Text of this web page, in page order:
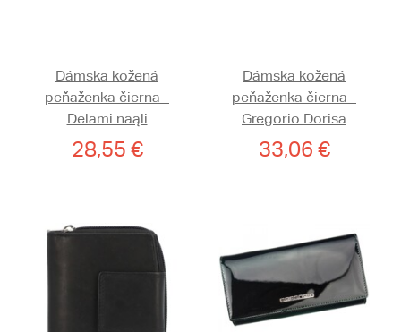
Dámska kožená
peňaženka čierna -
Delami naąli
28,55 €
Dámska kožená
peňaženka čierna -
Gregorio Dorisa
33,06 €